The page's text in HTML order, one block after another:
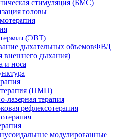
стимуляция (БМС)
головы
(ЭВТ)
дыхательных объемовФВД
внешнего дыхания)
и носа
(ПМП)
лазерная терапия
рефлексотерапия
модулированные